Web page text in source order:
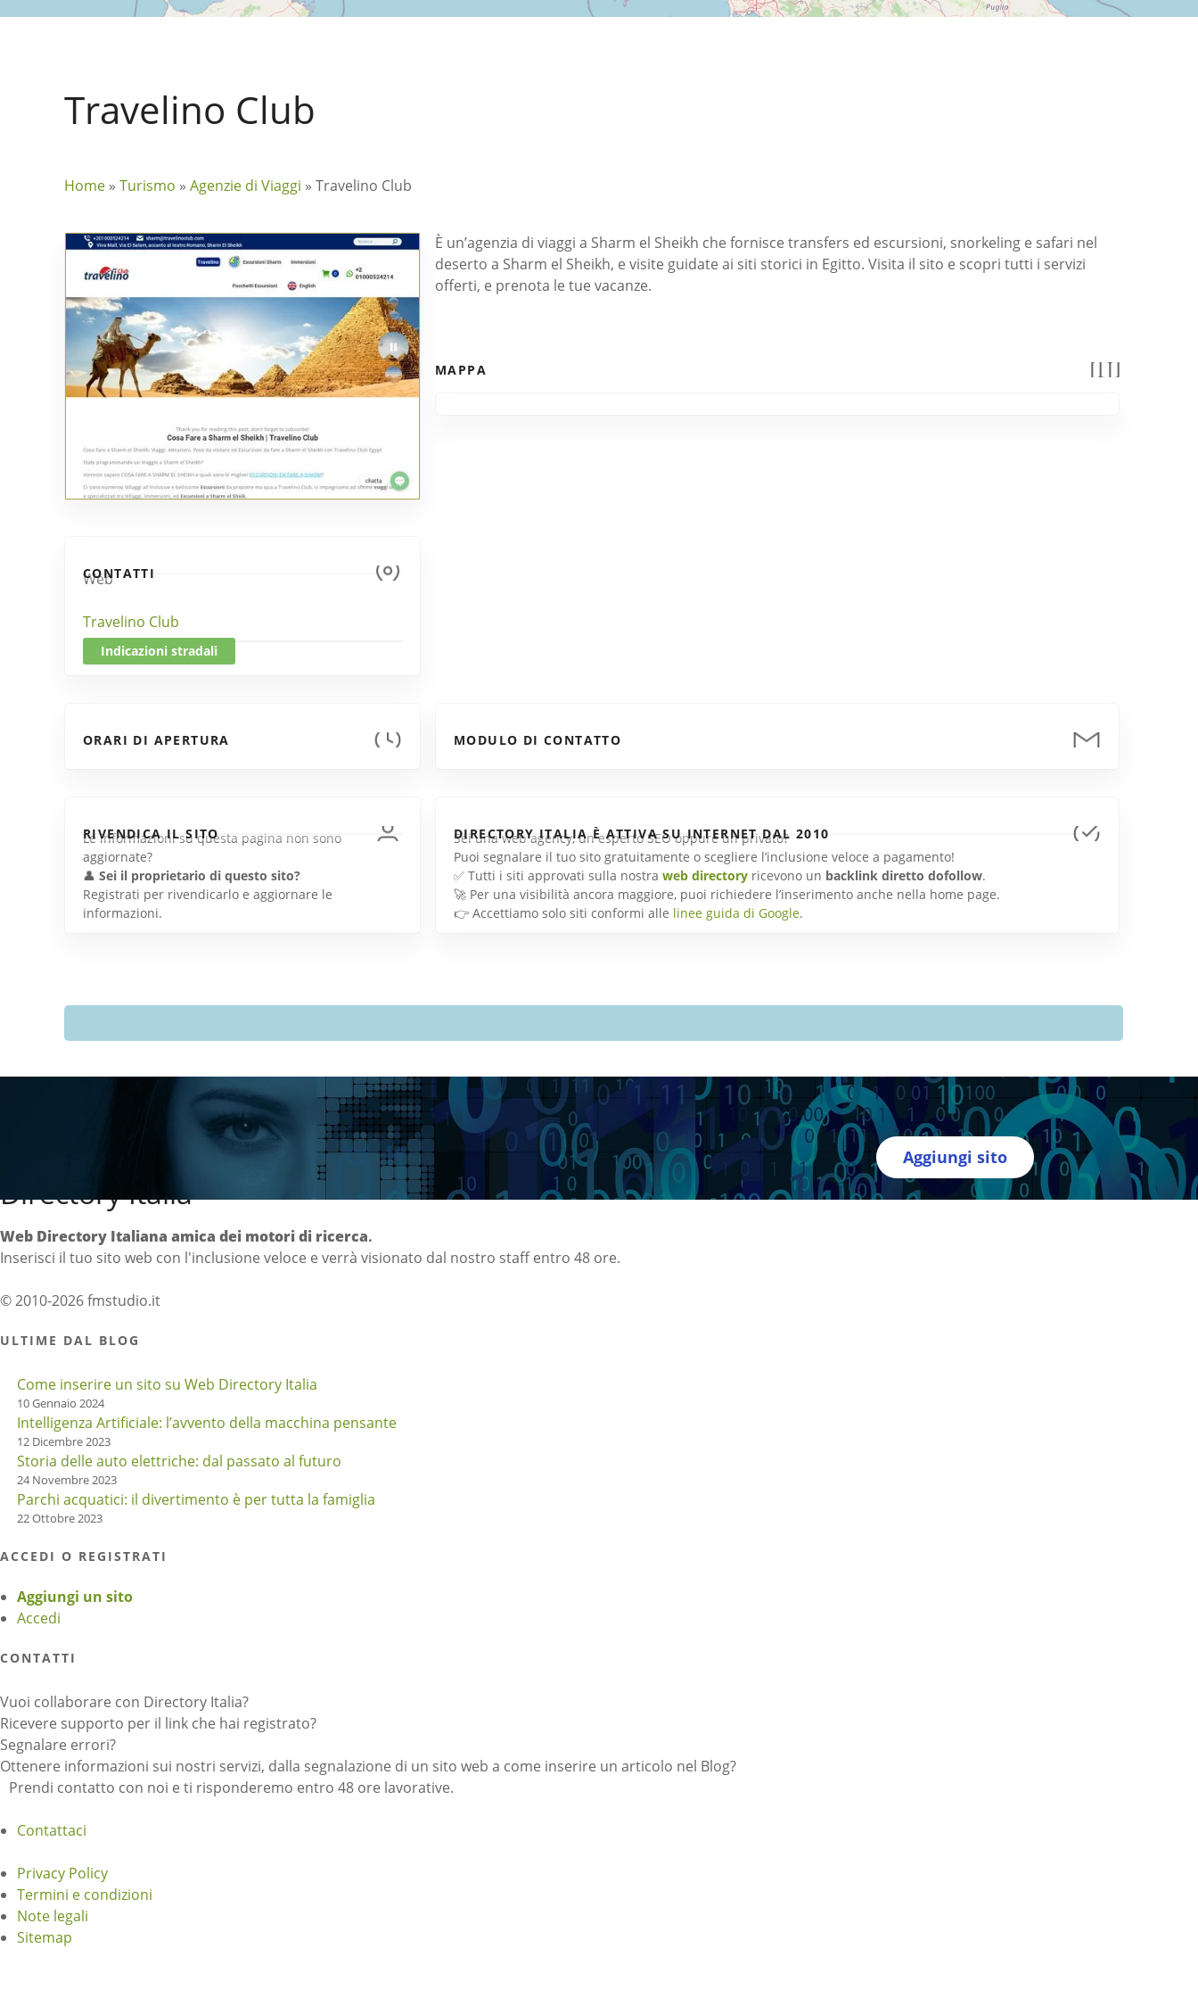
Travelino Club
Home » Turismo » Agenzie di Viaggi » Travelino Club
CONTATTI
Web
Travelino Club
Indicazioni stradali
È un’agenzia di viaggi a Sharm el Sheikh che fornisce transfers ed escursioni, snorkeling e safari nel
deserto a Sharm el Sheikh, e visite guidate ai siti storici in Egitto. Visita il sito e scopri tutti i servizi
offerti, e prenota le tue vacanze.
MAPPA
ORARI DI APERTURA MODULO DI CONTATTO
RIVENDICA IL SITO
Le informazioni su questa pagina non sono
aggiornate?
👤 Sei il proprietario di questo sito?
Registrati per rivendicarlo e aggiornare le
informazioni.
DIRECTORY ITALIA È ATTIVA SU INTERNET DAL 2010
Sei una web agency, un esperto SEO oppure un privato?
Puoi segnalare il tuo sito gratuitamente o scegliere l’inclusione veloce a pagamento!
✅ Tutti i siti approvati sulla nostra web directoryricevono un backlink diretto dofollow.
🚀 Per una visibilità ancora maggiore, puoi richiedere l’inserimento anche nella home page.
👉 Accettiamo solo siti conformi alle linee guida di Google.
Aggiungi sito
Directory Italia
Web Directory Italiana amica dei motori di ricerca.
Inserisci il tuo sito web con l'inclusione veloce e verrà visionato dal nostro staff entro 48 ore.
© 2010-2026 fmstudio.it
ULTIME DAL BLOG
Come inserire un sito su Web Directory Italia
10 Gennaio 2024
Intelligenza Artificiale: l’avvento della macchina pensante
12 Dicembre 2023
Storia delle auto elettriche: dal passato al futuro
24 Novembre 2023
Parchi acquatici: il divertimento è per tutta la famiglia
22 Ottobre 2023
ACCEDI O REGISTRATI
Aggiungi un sito
Accedi
CONTATTI
Vuoi collaborare con Directory Italia?
Ricevere supporto per il link che hai registrato?
Segnalare errori?
Ottenere informazioni sui nostri servizi, dalla segnalazione di un sito web a come inserire un articolo nel Blog?
Prendi contatto con noi e ti risponderemo entro 48 ore lavorative.
Contattaci
Privacy Policy
Termini e condizioni
Note legali
Sitemap